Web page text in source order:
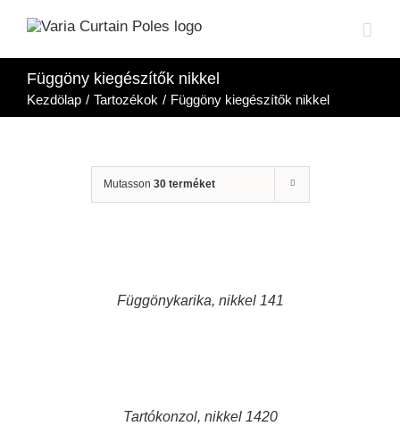
Függöny kiegészítők nikkel
Kezdölap / Tartozékok / Függöny kiegészítők nikkel
Mutasson 30 terméket
Függönykarika, nikkel 141
Tartókonzol, nikkel 1420